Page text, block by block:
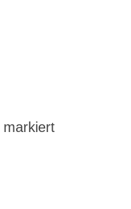
markiert